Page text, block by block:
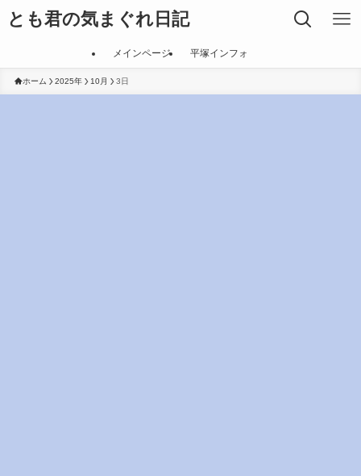
とも君の気まぐれ日記
メインページ 平塚インフォ
ホーム 2025年 10月 3日